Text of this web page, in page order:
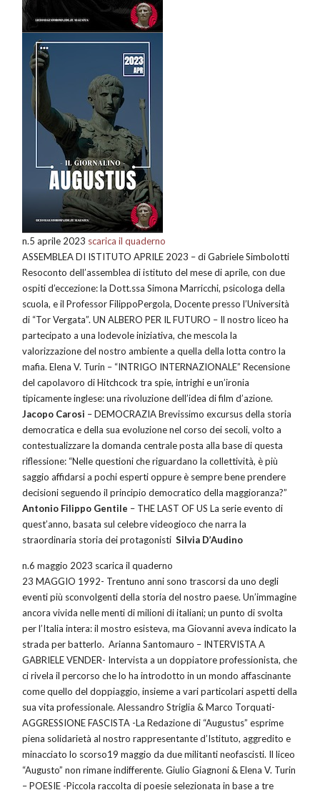
n.5 aprile 2023 scarica il quaderno
ASSEMBLEA DI ISTITUTO APRILE 2023 – di Gabriele Simbolotti
Resoconto dell’assemblea di istituto del mese di aprile, con due
ospiti d’eccezione: la Dott.ssa Simona Marricchi, psicologa della
scuola, e il Professor FilippoPergola, Docente presso l’Università
di “Tor Vergata”. UN ALBERO PER IL FUTURO – Il nostro liceo ha
partecipato a una lodevole iniziativa, che mescola la
valorizzazione del nostro ambiente a quella della lotta contro la
mafia. Elena V. Turin – “INTRIGO INTERNAZIONALE” Recensione
del capolavoro di Hitchcock tra spie, intrighi e un’ironia
tipicamente inglese: una rivoluzione dell’idea di film d’azione.
Jacopo Carosi – DEMOCRAZIA Brevissimo excursus della storia
democratica e della sua evoluzione nel corso dei secoli, volto a
contestualizzare la domanda centrale posta alla base di questa
riflessione: “Nelle questioni che riguardano la collettività, è più
saggio affidarsi a pochi esperti oppure è sempre bene prendere
decisioni seguendo il principio democratico della maggioranza?”
Antonio Filippo Gentile – THE LAST OF US La serie evento di
quest’anno, basata sul celebre videogioco che narra la
straordinaria storia dei protagonistiSilvia D’Audino
n.6 maggio 2023 scarica il quaderno
23 MAGGIO 1992- Trentuno anni sono trascorsi da uno degli
eventi più sconvolgenti della storia del nostro paese. Un’immagine
ancora vivida nelle menti di milioni di italiani; un punto di svolta
per l’Italia intera: il mostro esisteva, ma Giovanni aveva indicato la
strada per batterlo. Arianna Santomauro – INTERVISTA A
GABRIELE VENDER- Intervista a un doppiatore professionista, che
ci rivela il percorso che lo ha introdotto in un mondo affascinante
come quello del doppiaggio, insieme a vari particolari aspetti della
sua vita professionale. Alessandro Striglia & Marco Torquati-
AGGRESSIONE FASCISTA -La Redazione di “Augustus” esprime
piena solidarietà al nostro rappresentante d’Istituto, aggredito e
minacciato lo scorso19 maggio da due militanti neofascisti. Il liceo
“Augusto” non rimane indifferente. Giulio Giagnoni & Elena V. Turin
– POESIE -Piccola raccolta di poesie selezionata in base a tre